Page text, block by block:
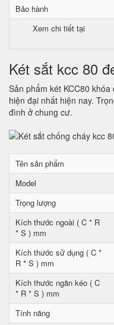
Bảo hành
Xem chi tiết tại
Két sắt kcc 80
Sản phẩm két KCC80
hiện đại nhất hiện nay.
đình ở chung cư.
Tên sản phẩm
Model
Trọng lượng
Kích thước ngoài ( C * R
* S ) mm
Kích thước sử dụng ( C *
R * S ) mm
Kích thước ngăn kéo ( C
* R * S ) mm
Tính năng